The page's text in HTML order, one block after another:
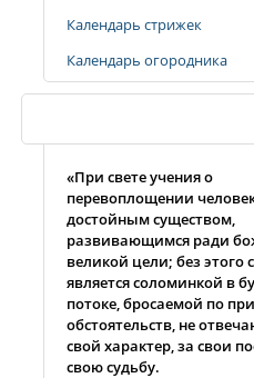
Календарь стрижек
Календарь огородника
«При свете учения о
перевоплощении
достойным существом,
развивающимся ради
великой цели; без этого
является соломинкой в
потоке, бросаемой по
обстоятельств, не
свой характер, за свои
свою судьбу.